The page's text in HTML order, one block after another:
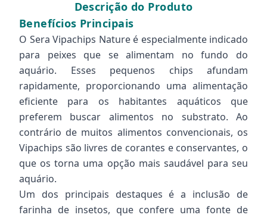
Descrição do Produto
Benefícios Principais
O Sera Vipachips Nature é especialmente indicado
para peixes que se alimentam no fundo do
aquário. Esses pequenos chips afundam
rapidamente, proporcionando uma alimentação
eficiente para os habitantes aquáticos que
preferem buscar alimentos no substrato. Ao
contrário de muitos alimentos convencionais, os
Vipachips são livres de corantes e conservantes, o
que os torna uma opção mais saudável para seu
aquário.
Um dos principais destaques é a inclusão de
farinha de insetos, que confere uma fonte de